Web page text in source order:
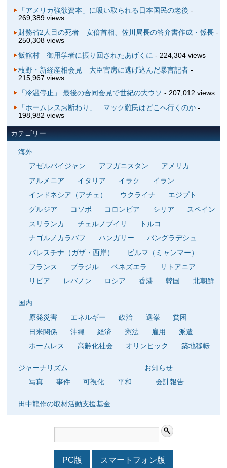
「アメリカ強欲資本」に吸い取られる日本国民の老後 -
269,389 views
財務省2人目の死者 安倍首相、佐川局長の答弁書作成・係長-
250,308 views
飯舘村 御用学者に振り回されたあげくに - 224,304 views
枝野・新経産相会見 大臣官房に逃げ込んだ暴言記者-
215,967 views
「冷温停止」 最後の合同会見で世紀の大ウソ - 207,012 views
「ホームレスお断わり」 マック難民はどこへ行くのか-
198,982 views
カテゴリー
海外
アゼルバイジャン
アフガニスタン
アメリカ
アルメニア
イタリア イラク
イラン
インドネシア（アチェ）
ウクライナ
エジプト
グルジア
コソボ コロンビア シリア
スペイン
スリランカ
チェルノブイリ
トルコ
ナゴルノカラバフ
ハンガリー
バングラデシュ
パレスチナ（ガザ・西岸）
ビルマ（ミャンマー）
フランス
ブラジル ベネズエラ
リトアニア
リビア
レバノン ロシア 香港 韓国 北朝鮮
国内
原発災害
エネルギー 政治 選挙
貧困
日米関係
沖縄 経済 憲法 雇用
派遣
ホームレス
高齢化社会 オリンピック 築地移転
ジャーナリズム
写真
事件 可視化 平和
お知らせ
会計報告
田中龍作の取材活動支援基金
PC版 スマートフォン版